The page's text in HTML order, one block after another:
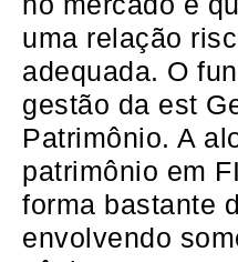
uma relação
adequada. O
gestão da est
Patrimônio. A
patrimônio em
forma bastante
envolvendo